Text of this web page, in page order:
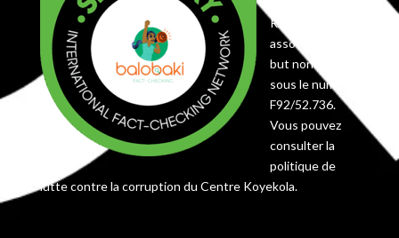
RDC comme
association à
but non lucratif
sous le numéro
F92/52.736.
Vous pouvez
consulter la
politique de
lutte contre la corruption du Centre Koyekola.